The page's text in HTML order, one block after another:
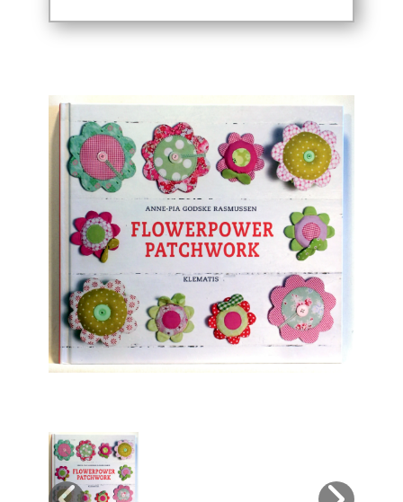
Drikkevare / Øl / Vin
Erhverv
Europa
Fantasy / Sciencefiction
Filosofi
Håndarbejde
Håndværk
Historie
Hus / Have
Husdyr